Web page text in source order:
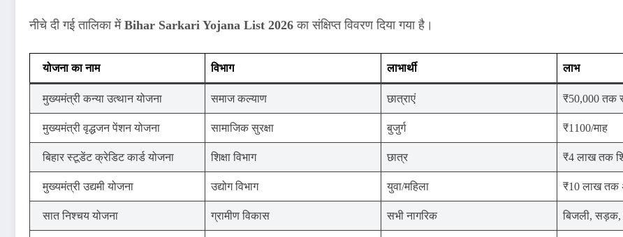
नीचे दी गई तालिका में Bihar Sarkari Yojana List 2026 का संक्षिप्त विवरण दिया गया है।
योजना का नाम विभाग लाभार्थी लाभ
मुख्यमंत्री कन्या उत्थान योजना समाज कल्याण छात्राएं ₹50,000 तक
मुख्यमंत्री वृद्धजन पेंशन योजना सामाजिक सुरक्षा बुजुर्ग ₹1100/माह
बिहार स्टूडेंट क्रेडिट कार्ड योजना शिक्षा विभाग छात्र ₹4 लाख तक
मुख्यमंत्री उद्यमी योजना उद्योग विभाग युवा/महिला ₹10 लाख तक
सात निश्चय योजना ग्रामीण विकास सभी नागरिक बिजली, सड़क,